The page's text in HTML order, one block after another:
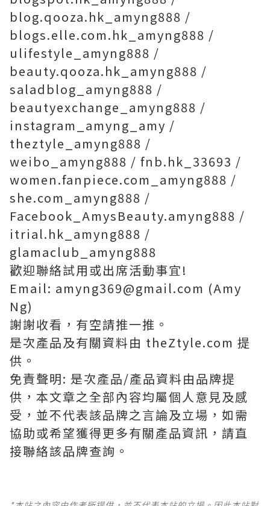
blog.qooza.hk_amyng888 /
blogs.elle.com.hk_amyng888 /
ulifestyle_amyng888 /
beauty.qooza.hk_amyng888 /
saladblog_amyng888 /
beautyexchange_amyng888 /
instagram_amyng_amy /
theztyle_amyng888 /
weibo_amyng888 / fnb.hk_33693 /
women.fanpiece.com_amyng888 /
she.com_amyng888 /
Facebook_AmysBeauty.amyng888 /
itrial.hk_amyng888 /
glamaclub_amyng888
歡迎聯絡試用或出席活動事宜!
Email: amyng369@gmail.com (Amy
Ng)
謝謝收看，有空請推一推。
是次產品及有關資料由 theZtyle.com 提
供。
免責聲明: 是次產品/產品資料由品牌提
供，本文章之全部內容均屬個人意見及感
受，並不代表該品牌之言論及立場，如需
協助或希望獲得更多有關產品資訊，請直
接聯絡該品牌查詢。